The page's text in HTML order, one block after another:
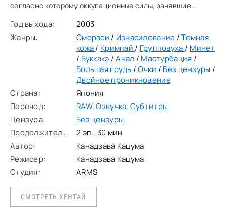
согласно которому оккупационные силы, занявшие
установить прочную власть, и в создавшемся хаосе
Год выхода:
2003
Жанры:
Омораси / Изнасилование /Темная
кожа/ Кримпай / Групповуха / Минет
/ Буккакэ /Анал / Мастурбация /
Большая грудь /Очки / Без цензуры /
Двойное проникновение
Страна:
Япония
Перевод:
RAW,Озвучка, Субтитры
Цензура:
Без цензуры
Продолжительность:
2 эп., 30 мин
Автор:
Канадзава Кацума
Режисер:
Канадзава Кацума
Студия:
ARMS
СМОТРЕТЬ ХЕНТАЙ